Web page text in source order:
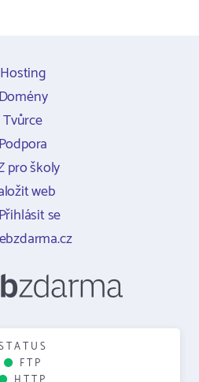
Hosting
Domény
Tvůrce
Podpora
pro školy
web
se
FTP